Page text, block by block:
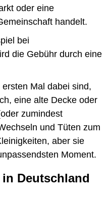
oder eine
handelt.
bei
die Gebühr durch eine
Mal dabei sind,
eine alte Decke oder
zumindest
und Tüten zum
aber sie
Moment.
Deutschland